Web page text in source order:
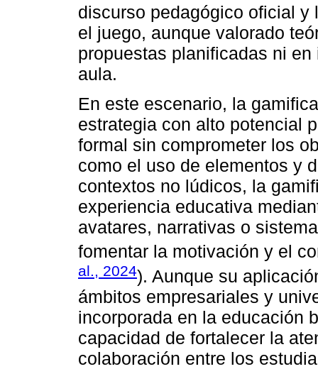
discurso pedagógico oficial
el juego, aunque valorado
propuestas planificadas ni
aula.
En este escenario, la
estrategia con alto potencial
formal sin comprometer los
como el uso de elementos y
contextos no lúdicos, la
experiencia educativa
avatares, narrativas o
fomentar la motivación y el
al., 2024). Aunque su
ámbitos empresariales y
incorporada en la educación
capacidad de fortalecer la
colaboración entre los